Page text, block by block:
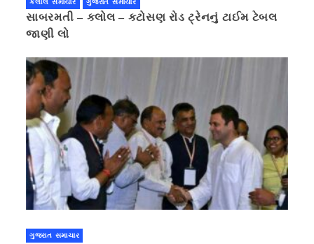
કલોલ સમાચાર ગુજરાત સમાચાર
સાબરમતી – કલોલ – કટોસણ રોડ ટ્રેનનું ટાઈમ ટેબલ
જાણી લો
ગુજરાત સમાચાર